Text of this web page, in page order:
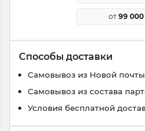
от 99 000
Способы доставки
Самовывоз из Новой
Самовывоз из состава
Условия бесплатной